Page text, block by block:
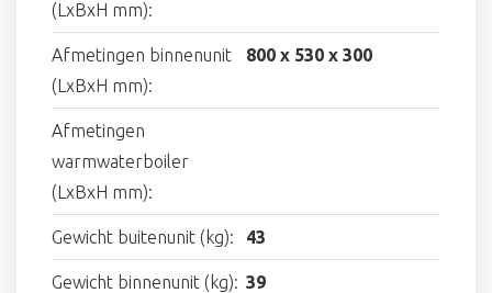
(LxBxH mm):
Afmetingen binnenunit
(LxBxH mm):
800 x 530 x 300
Afmetingen
warmwaterboiler
(LxBxH mm):
Gewicht buitenunit (kg): 43
Gewicht binnenunit (kg): 39